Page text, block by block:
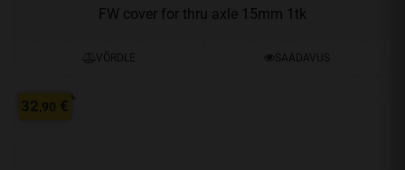
FW cover for thru axle 15mm 1tk
VÕRDLE SAADAVUS
32,90 €